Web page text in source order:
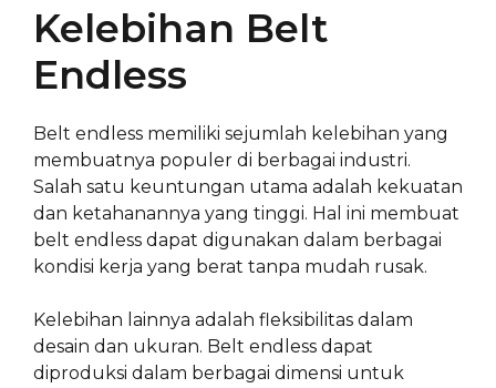
Kelebihan Belt
Endless
Belt endless memiliki sejumlah kelebihan yang
membuatnya populer di berbagai industri.
Salah satu keuntungan utama adalah kekuatan
dan ketahanannya yang tinggi. Hal ini membuat
belt endless dapat digunakan dalam berbagai
kondisi kerja yang berat tanpa mudah rusak.
Kelebihan lainnya adalah fleksibilitas dalam
desain dan ukuran. Belt endless dapat
diproduksi dalam berbagai dimensi untuk